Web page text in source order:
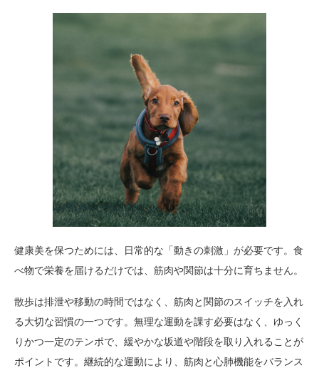
健康美を保つためには、日常的な「動きの刺激」が必要です。食
べ物で栄養を届けるだけでは、筋肉や関節は十分に育ちません。
散歩は排泄や移動の時間ではなく、筋肉と関節のスイッチを入れ
る大切な習慣の一つです。無理な運動を課す必要はなく、ゆっく
りかつ一定のテンポで、緩やかな坂道や階段を取り入れることが
ポイントです。継続的な運動により、筋肉と心肺機能をバランス